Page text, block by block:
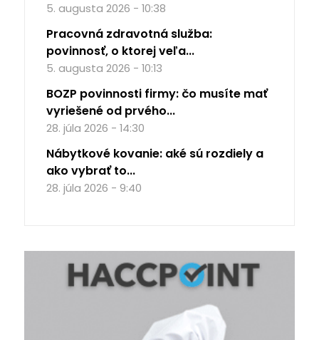
5. augusta 2026 - 10:38
Pracovná zdravotná služba:
povinnosť, o ktorej veľa...
5. augusta 2026 - 10:13
BOZP povinnosti firmy: čo musíte mať
vyriešené od prvého...
28. júla 2026 - 14:30
Nábytkové kovanie: aké sú rozdiely a
ako vybrať to...
28. júla 2026 - 9:40